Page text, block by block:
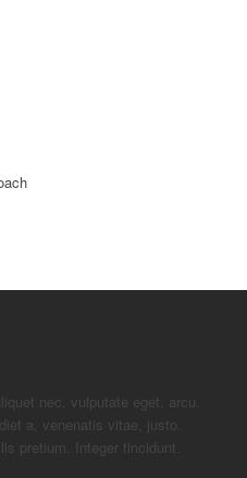
nec, vulputate eget, arcu.
a, venenatis vitae, justo.
pretium. Integer tincidunt.